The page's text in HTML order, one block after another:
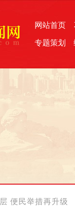
网站首页
专题策划
便民举措再升级